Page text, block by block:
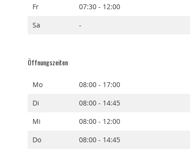
Fr
07:30 - 12:00
Sa
-
Öffnungszeiten
Mo
08:00 - 17:00
Di
08:00 - 14:45
Mi
08:00 - 12:00
Do
08:00 - 14:45